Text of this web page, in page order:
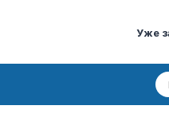
Уже